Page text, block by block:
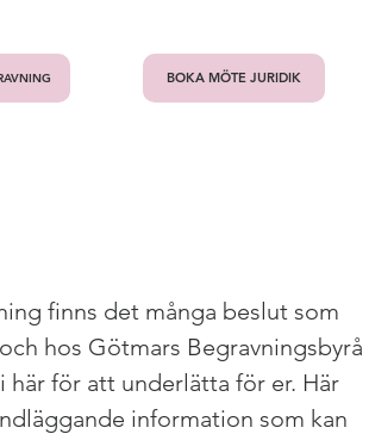
BOKA MÖTE JURIDIK
finns det många beslut som
hos Götmars Begravningsbyrå
här för att underlätta för er. Här
information som kan